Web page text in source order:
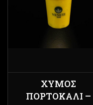
ΧΥΜΌΣ
ΠΟΡΤΟΚΆΛΙ –